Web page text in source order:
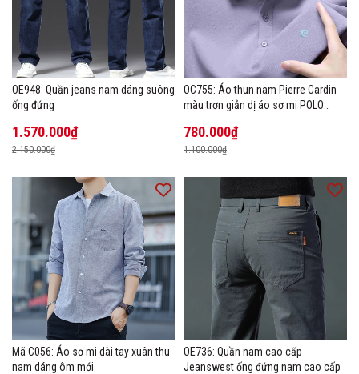
OE948: Quần jeans nam dáng suông
ống đứng
1.570.000₫
2.150.000₫
OC755: Áo thun nam Pierre Cardin
màu trơn giản dị áo sơ mi POLO
780.000₫
1.100.000₫
Mã C056: Áo sơ mi dài tay xuân thu
nam dáng ôm mới
OE736: Quần nam cao cấp
Jeanswest ống đứng nam cao cấp